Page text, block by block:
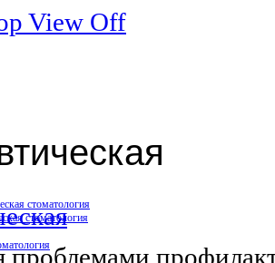
View Off
стоматология
стоматология
проблемами